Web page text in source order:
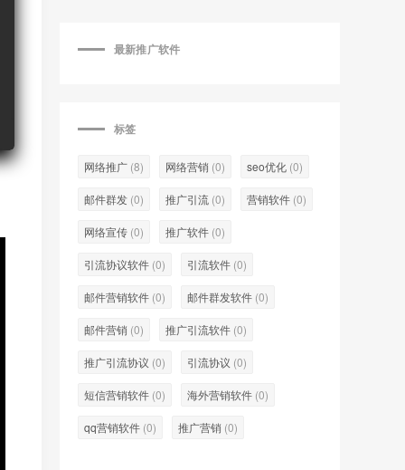
最新推广软件
标签
网络推广 (8) 网络营销 (0) seo优化 (0)
邮件群发 (0) 推广引流 (0) 营销软件 (0)
网络宣传 (0) 推广软件 (0)
引流协议软件 (0) 引流软件 (0)
邮件营销软件 (0) 邮件群发软件 (0)
邮件营销 (0) 推广引流软件 (0)
推广引流协议 (0) 引流协议 (0)
短信营销软件 (0) 海外营销软件 (0)
qq营销软件 (0) 推广营销 (0)